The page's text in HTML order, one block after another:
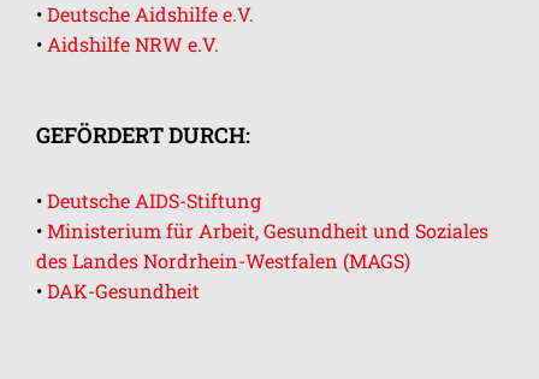
•Deutsche Aidshilfe e.V.
• Aidshilfe NRW e.V.
GEFÖRDERT DURCH:
•Deutsche AIDS-Stiftung
•Ministerium für Arbeit, Gesundheit und Soziales
des Landes Nordrhein-Westfalen (MAGS)
•DAK-Gesundheit